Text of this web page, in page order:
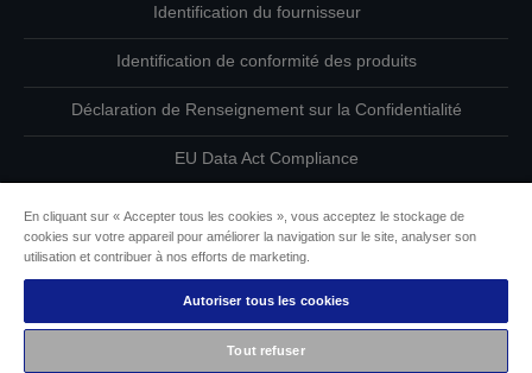
Identification du fournisseur
Identification de conformité des produits
Déclaration de Renseignement sur la Confidentialité
EU Data Act Compliance
Informations sur les cookies
L’engagement d’Epson pour l’accessibilité
En cliquant sur « Accepter tous les cookies », vous acceptez le stockage de
cookies sur votre appareil pour améliorer la navigation sur le site, analyser son
utilisation et contribuer à nos efforts de marketing.
Autoriser tous les cookies
Tout refuser